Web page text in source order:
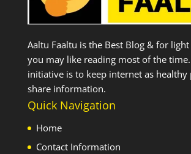
Aaltu Faaltu is the Best Blog & for
you may like reading most of the
initiative is to keep internet as healthy
share information.
Quick Navigation
Home
Contact Information